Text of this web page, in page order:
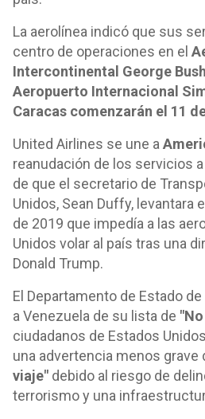
La aerolínea indicó que sus
centro de operaciones en el
Intercontinental George
Aeropuerto Internacional
Caracas comenzarán el 11
United Airlines se une a
reanudación de los servicios
de que el secretario de
Unidos, Sean Duffy, levantara
de 2019 que impedía a las
Unidos volar al país tras una
Donald Trump.
El Departamento de Estado
a Venezuela de su lista de
ciudadanos de Estados
una advertencia menos grave
viaje" debido al riesgo de
terrorismo y una